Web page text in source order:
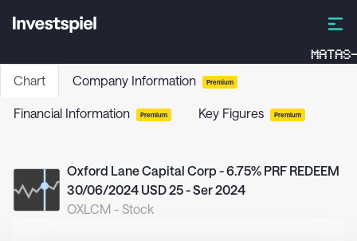
MATAS-
Chart Company Information Premium
Financial Information Premium Key Figures Premium
Oxford Lane Capital Corp - 6.75% PRF REDEEM
30/06/2024 USD 25 - Ser 2024
OXLCM - Stock